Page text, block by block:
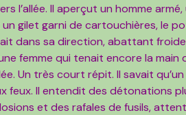
l’allée. Il aperçut un homme
gilet garni de cartouchières, le
dans sa direction, abattant
femme qui tenait encore la
Un très court répit. Il savait
feux. Il entendit des détonations
et des rafales de fusils,